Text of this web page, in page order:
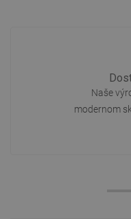
Naše
modernom